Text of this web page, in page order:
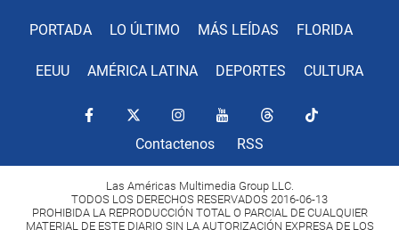
PORTADA LO ÚLTIMO MÁS LEÍDAS FLORIDA
EEUU AMÉRICA LATINA DEPORTES CULTURA
Contactenos RSS
Las Américas Multimedia Group LLC.
TODOS LOS DERECHOS RESERVADOS 2016-06-13
PROHIBIDA LA REPRODUCCIÓN TOTAL O PARCIAL DE CUALQUIER
MATERIAL DE ESTE DIARIO SIN LA AUTORIZACIÓN EXPRESA DE LOS